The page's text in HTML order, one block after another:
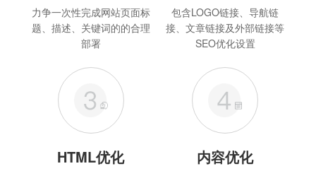
力争一次性完成网站页面标
题、描述、关键词的的合理
部署
包含LOGO链接、导航链
接、文章链接及外部链接等
SEO优化设置
HTML优化 内容优化